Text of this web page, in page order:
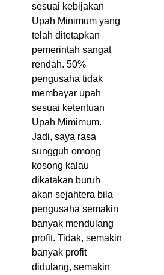
sesuai kebijakan
Upah Minimum yang
telah ditetapkan
pemerintah sangat
rendah. 50%
pengusaha tidak
membayar upah
sesuai ketentuan
Upah Mimimum.
Jadi, saya rasa
sungguh omong
kosong kalau
dikatakan buruh
akan sejahtera bila
pengusaha semakin
banyak mendulang
profit. Tidak, semakin
banyak profit
didulang, semakin